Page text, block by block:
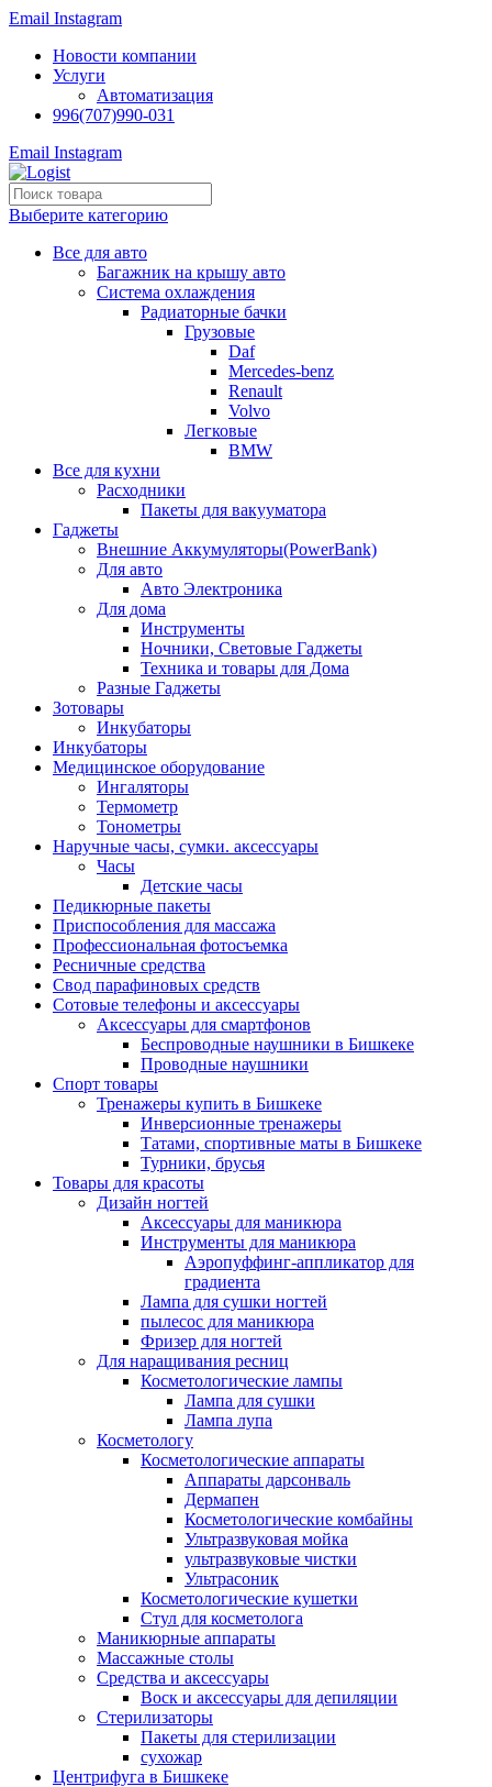
Email Instagram
Новости компании
Услуги
Автоматизация
996(707)990-031
Email Instagram
Выберите категорию
Все для авто
Багажник на крышу авто
Система охлаждения
Радиаторные бачки
Грузовые
Daf
Mercedes-benz
Renault
Volvo
Легковые
BMW
Все для кухни
Расходники
Пакеты для вакууматора
Гаджеты
Внешние Аккумуляторы(PowerBank)
Для авто
Авто Электроника
Для дома
Инструменты
Ночники, Световые Гаджеты
Техника и товары для Дома
Разные Гаджеты
Зотовары
Инкубаторы
Инкубаторы
Медицинское оборудование
Ингаляторы
Термометр
Тонометры
Наручные часы, сумки. аксессуары
Часы
Детские часы
Педикюрные пакеты
Приспособления для массажа
Профессиональная фотосъемка
Ресничные средства
Свод парафиновых средств
Сотовые телефоны и аксессуары
Аксессуары для смартфонов
Беспроводные наушники в Бишкеке
Проводные наушники
Спорт товары
Тренажеры купить в Бишкеке
Инверсионные тренажеры
Татами, спортивные маты в Бишкеке
Турники, брусья
Товары для красоты
Дизайн ногтей
Аксессуары для маникюра
Инструменты для маникюра
Аэропуффинг-аппликатор для
градиента
Лампа для сушки ногтей
пылесос для маникюра
Фризер для ногтей
Для наращивания ресниц
Косметологические лампы
Лампа для сушки
Лампа лупа
Косметологу
Косметологические аппараты
Аппараты дарсонваль
Дермапен
Косметологические комбайны
Ультразвуковая мойка
ультразвуковые чистки
Ультрасоник
Косметологические кушетки
Стул для косметолога
Маникюрные аппараты
Массажные столы
Средства и аксессуары
Воск и аксессуары для депиляции
Стерилизаторы
Пакеты для стерилизации
сухожар
Центрифуга в Бишкеке